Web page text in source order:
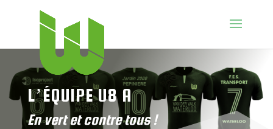
L’ÉQUIPE U8 A
En vert et contre tous !